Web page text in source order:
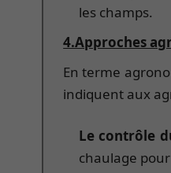
les champs.
4.Approches
En terme
indiquent aux
Le contrôle
chaulage